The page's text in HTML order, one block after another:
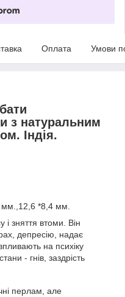
Оплата Умови
з натуральним
Індія.
мм.,12,6 *8,4 мм.
і зняття втоми. Він
депресію, надає
на психіку
- гнів, заздрість
перлам, але